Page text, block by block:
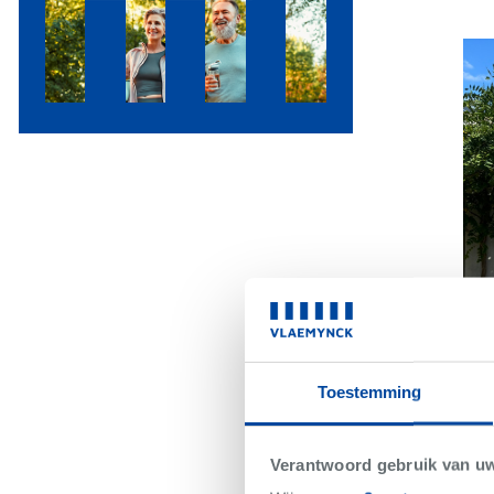
Toestemming
Verantwoord gebruik van